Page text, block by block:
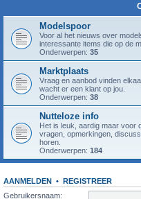
Modelspoor
Voor al het nieuws over
interessante items die op de
Onderwerpen: 35
Marktplaats
Vraag en aanbod vinden
wacht er een klant op jou.
Onderwerpen: 38
Nutteloze info
Het is leuk, aardig maar voor
vragen, opmerkingen,
horen.
Onderwerpen: 184
AANMELDEN • REGISTREER
Gebruikersnaam: